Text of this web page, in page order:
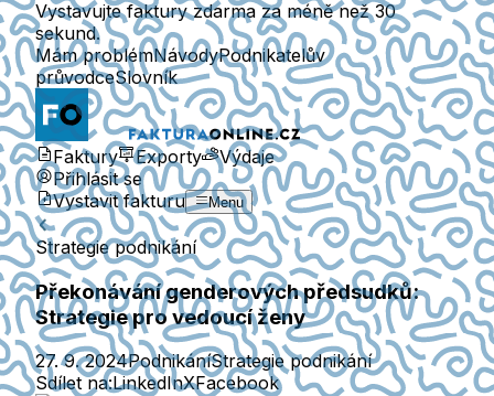
Vystavujte faktury zdarma za méně než 30
sekund.
Mám problémNávodyPodnikatelův
průvodceSlovník
Faktury Exporty
Výdaje
Přihlásit se
Vystavit fakturu
Menu
Strategie podnikání
Překonávání genderových předsudků:
Strategie pro vedoucí ženy
27. 9. 2024PodnikáníStrategie podnikání
Sdílet na:LinkedInXFacebook